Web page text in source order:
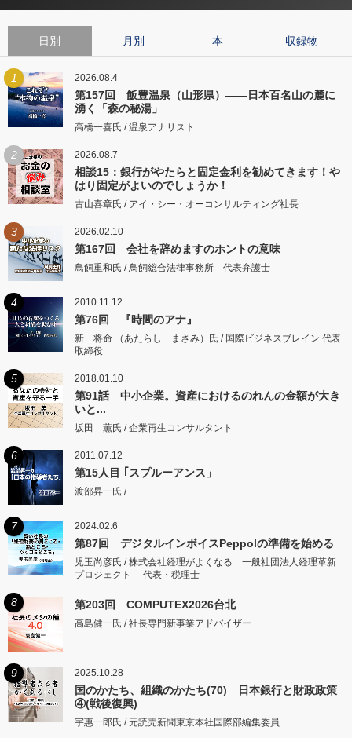
日別 月別 本 収録物
1 2026.08.4
第157回 飯豊温泉（山形県）――日本百名山の麓に
湧く「森の秘湯」
高橋一喜氏 / 温泉アナリスト
2 2026.08.7
相談15：銀行がやたらと固定金利を勧めてきます！や
はり固定がよいのでしょうか！
古山喜章氏 / アイ・シー・オーコンサルティング社長
3 2026.02.10
第167回 会社を辞めますのホントの意味
鳥飼重和氏 / 鳥飼総合法律事務所 代表弁護士
4 2010.11.12
第76回 『時間のアナ』
新 将命 （あたらし まさみ）氏 / 国際ビジネスブレイン 代表
取締役
5 2018.01.10
第91話 中小企業。資産におけるのれんの金額が大き
いと...
坂田 薫氏 / 企業再生コンサルタント
6 2011.07.12
第15人目 ｢スプルーアンス」
渡部昇一氏 /
7 2024.02.6
第87回 デジタルインボイスPeppolの準備を始める
児玉尚彦氏 / 株式会社経理がよくなる 一般社団法人経理革新
プロジェクト 代表・税理士
8 第203回 COMPUTEX2026台北
高島健一氏 / 社長専門新事業アドバイザー
9 2025.10.28
国のかたち、組織のかたち(70) 日本銀行と財政政策
④(戦後復興)
宇惠一郎氏 / 元読売新聞東京本社国際部編集委員